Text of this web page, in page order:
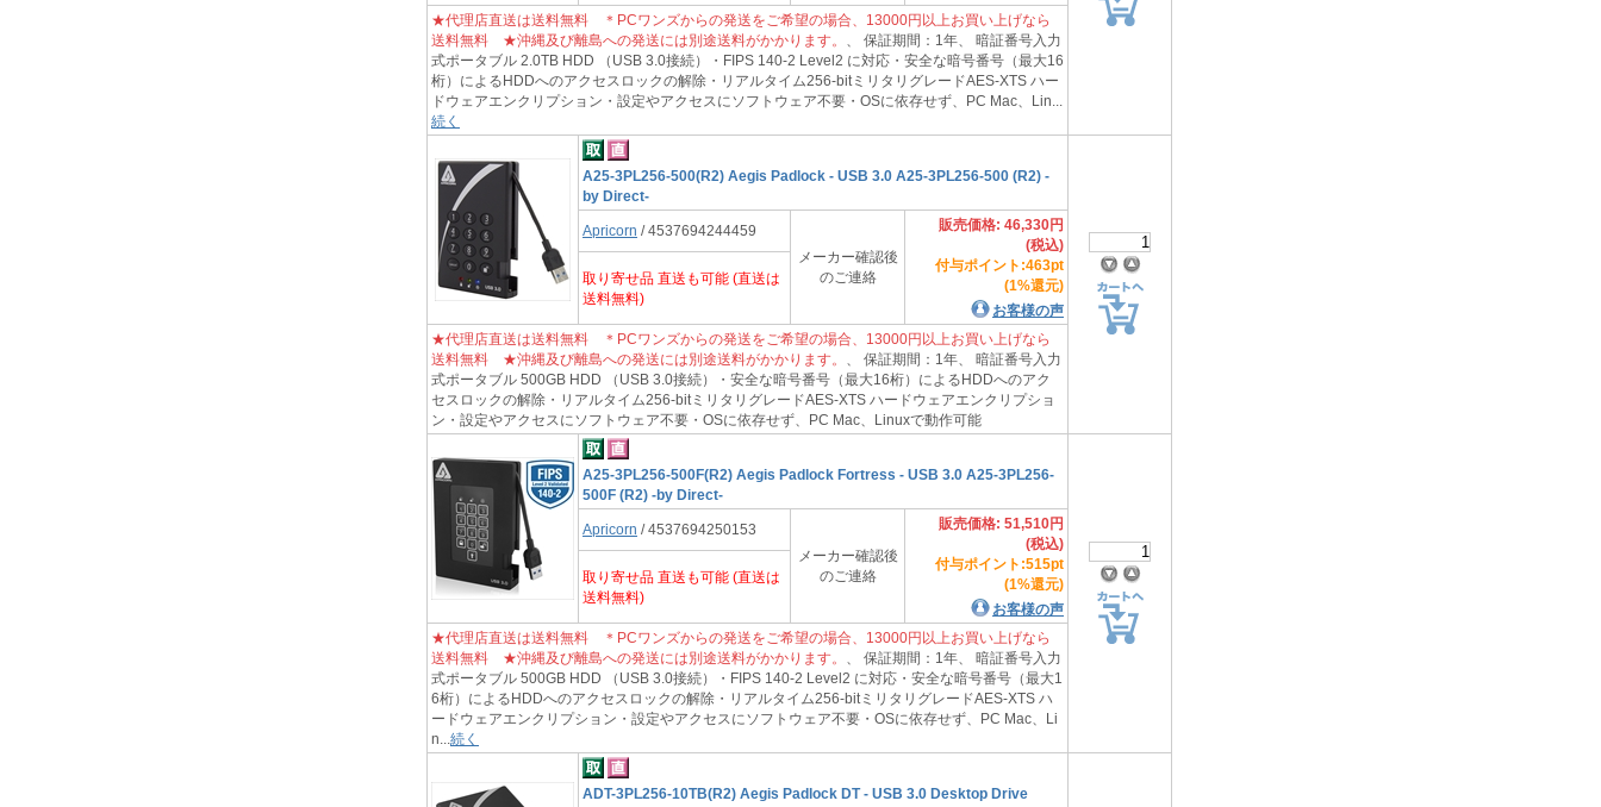
★代理店直送は送料無料 ＊PCワンズからの発送をご希望の場合、13000円以上お買い上げなら
送料無料 ★沖縄及び離島への発送には別途送料がかかります。
、 保証期間：1年、 暗証番号入力
式ポータブル 2.0TB HDD （USB 3.0接続）・FIPS 140-2 Level2 に対応・安全な暗号番号（最大16
桁）によるHDDへのアクセスロックの解除・リアルタイム256-bitミリタリグレードAES-XTS ハー
ドウェアエンクリプション・設定やアクセスにソフトウェア不要・OSに依存せず、PC Mac、Lin...
続く
A25-3PL256-500(R2) Aegis Padlock - USB 3.0 A25-3PL256-500 (R2) -
by Direct-
Apricorn / 4537694244459
メーカー確認後
のご連絡
販売価格: 46,330円
(税込)
付与ポイント:463pt
(1%還元)
お客様の声
取り寄せ品 直送も可能 (直送は
送料無料)
★代理店直送は送料無料 ＊PCワンズからの発送をご希望の場合、13000円以上お買い上げなら
送料無料 ★沖縄及び離島への発送には別途送料がかかります。
、 保証期間：1年、 暗証番号入力
式ポータブル 500GB HDD （USB 3.0接続）・安全な暗号番号（最大16桁）によるHDDへのアク
セスロックの解除・リアルタイム256-bitミリタリグレードAES-XTS ハードウェアエンクリプショ
ン・設定やアクセスにソフトウェア不要・OSに依存せず、PC Mac、Linuxで動作可能
A25-3PL256-500F(R2) Aegis Padlock Fortress - USB 3.0 A25-3PL256-
500F (R2) -by Direct-
Apricorn / 4537694250153
メーカー確認後
のご連絡
販売価格: 51,510円
(税込)
付与ポイント:515pt
(1%還元)
お客様の声
取り寄せ品 直送も可能 (直送は
送料無料)
★代理店直送は送料無料 ＊PCワンズからの発送をご希望の場合、13000円以上お買い上げなら
送料無料 ★沖縄及び離島への発送には別途送料がかかります。
、 保証期間：1年、 暗証番号入力
式ポータブル 500GB HDD （USB 3.0接続）・FIPS 140-2 Level2 に対応・安全な暗号番号（最大1
6桁）によるHDDへのアクセスロックの解除・リアルタイム256-bitミリタリグレードAES-XTS ハ
ードウェアエンクリプション・設定やアクセスにソフトウェア不要・OSに依存せず、PC Mac、Li
n... 続く
ADT-3PL256-10TB(R2) Aegis Padlock DT - USB 3.0 Desktop Drive